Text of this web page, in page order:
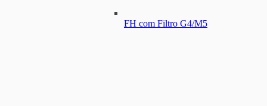
FH com Filtro G4/M5